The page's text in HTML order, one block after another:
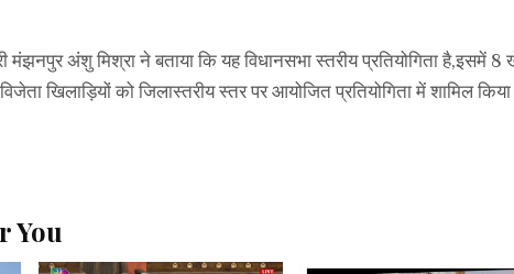
अंशु मिश्रा ने बताया कि यह विधानसभा स्तरीय प्रतियोगिता है,इसमें 8
खिलाड़ियों को जिलास्तरीय स्तर पर आयोजित प्रतियोगिता में शामिल
You